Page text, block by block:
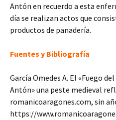
Antón en recuerdo a esta
día se realizan actos que
productos de panadería.
Fuentes y Bibliografía
García Omedes A. El «Fuego
Antón» una peste medieval
romanicoaragones.com, sin
https://